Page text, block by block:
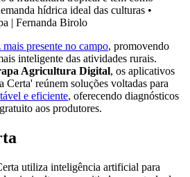
hídrica ideal das culturas •
| Fernanda Birolo
presente no campo, promovendo
inteligente das atividades rurais.
Agricultura Digital, os aplicativos
reúnem soluções voltadas para
e eficiente, oferecendo diagnósticos
aos produtores.
utiliza inteligência artificial para